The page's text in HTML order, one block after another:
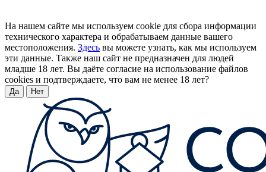
На нашем сайте мы используем cookie для сбора информации
технического характера и обрабатываем данные вашего
местоположения. Здесь вы можете узнать, как мы используем
эти данные. Также наш сайт не предназначен для людей
младше 18 лет. Вы даёте согласие на использование файлов
cookies и подтверждаете, что вам не менее 18 лет?
Да Нет